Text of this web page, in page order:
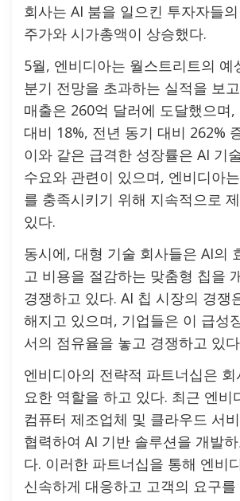
회사는 AI 붐을 일으킨 투자자들
주가와 시가총액이 상승했다.
5월, 엔비디아는 월스트리트의 예
분기 전망을 초과하는 실적을 보
매출은 260억 달러에 도달했으며,
대비 18%, 전년 동기 대비 262%
이와 같은 급격한 성장률은 AI 기
수요와 관련이 있으며, 엔비디아
를 충족시키기 위해 지속적으로
있다.
동시에, 대형 기술 회사들은 AI의
고 비용을 절감하는 맞춤형 칩을
경쟁하고 있다. AI 칩 시장의 경쟁
해지고 있으며, 기업들은 이 급성
서의 점유율을 놓고 경쟁하고 있
엔비디아의 전략적 파트너십은
요한 역할을 하고 있다. 최근 엔비
컴퓨터 제조업체 및 클라우드 서
협력하여 AI 기반 솔루션을 개발
다. 이러한 파트너십을 통해 엔비
신속하게 대응하고 고객의 요구